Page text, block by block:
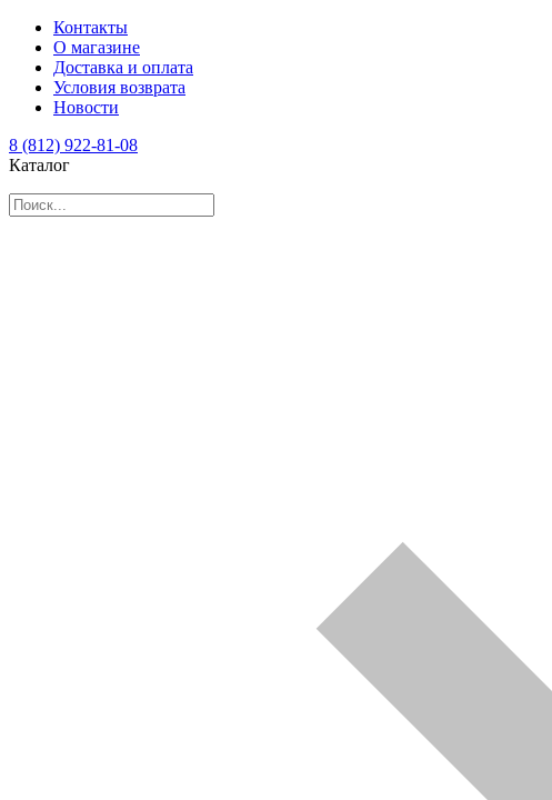
Контакты
О магазине
Доставка и оплата
Условия возврата
Новости
8 (812) 922-81-08
Каталог